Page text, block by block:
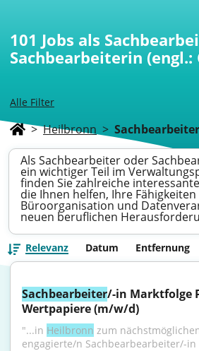
Alle Filter
101 Jobs als
Sachbearbeiterin (engl.:
> Heilbronn > Sachbearbeiter
Als Sachbearbeiter oder
ein wichtiger Teil im
finden Sie zahlreiche
die Ihnen helfen, Ihre
Büroorganisation und
neuen beruflichen
Relevanz Datum Entfernung
Sachbearbeiter/-in Marktfolge
Wertpapiere (m/w/d)
"...in Heilbronn zum
engagierte/n Sachbearbearbeiter/-in